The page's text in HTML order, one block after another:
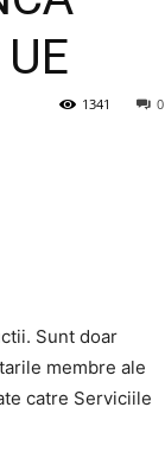
0
1341
Sunt doar
membre ale
catre Serviciile